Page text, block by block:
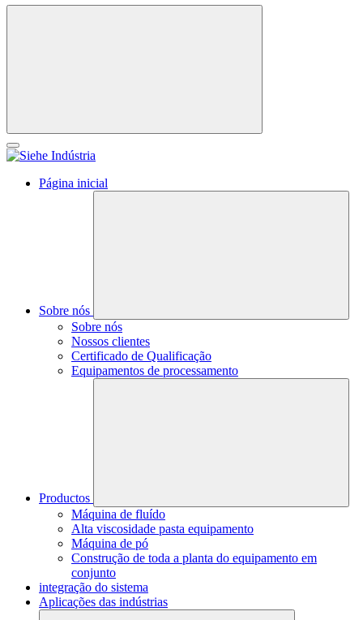
Página inicial
Sobre nós
Sobre nós
Nossos clientes
Certificado de Qualificação
Equipamentos de processamento
Productos
Máquina de fluído
Alta viscosidade pasta equipamento
Máquina de pó
Construção de toda a planta do equipamento em
conjunto
integração do sistema
Aplicações das indústrias